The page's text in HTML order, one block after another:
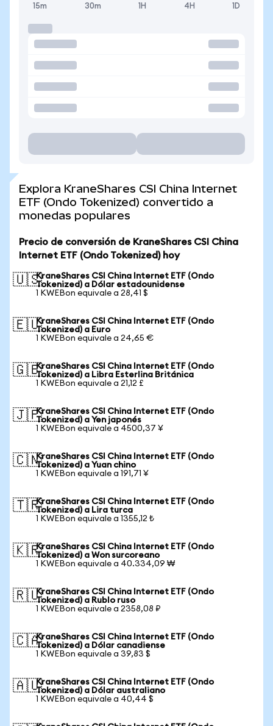
15m 30m 1H 4H 1D
Explora KraneShares CSI China Internet
ETF (Ondo Tokenized) convertido a
monedas populares
Precio de conversión de KraneShares CSI China
Internet ETF (Ondo Tokenized) hoy
🇺🇸KraneShares CSI China Internet ETF (Ondo
Tokenized) a Dólar estadounidense
1 KWEBon equivale a 28,41 $
🇪🇺KraneShares CSI China Internet ETF (Ondo
Tokenized) a Euro
1 KWEBon equivale a 24,65 €
🇬🇧KraneShares CSI China Internet ETF (Ondo
Tokenized) a Libra Esterlina Británica
1 KWEBon equivale a 21,12 £
🇯🇵KraneShares CSI China Internet ETF (Ondo
Tokenized) a Yen japonés
1 KWEBon equivale a 4500,37 ¥
🇨🇳KraneShares CSI China Internet ETF (Ondo
Tokenized) a Yuan chino
1 KWEBon equivale a 191,71 ¥
🇹🇷KraneShares CSI China Internet ETF (Ondo
Tokenized) a Lira turca
1 KWEBon equivale a 1355,12 ₺
🇰🇷KraneShares CSI China Internet ETF (Ondo
Tokenized) a Won surcoreano
1 KWEBon equivale a 40.334,09 ₩
🇷🇺KraneShares CSI China Internet ETF (Ondo
Tokenized) a Rublo ruso
1 KWEBon equivale a 2358,08 ₽
🇨🇦KraneShares CSI China Internet ETF (Ondo
Tokenized) a Dólar canadiense
1 KWEBon equivale a 39,83 $
🇦🇺KraneShares CSI China Internet ETF (Ondo
Tokenized) a Dólar australiano
1 KWEBon equivale a 40,44 $